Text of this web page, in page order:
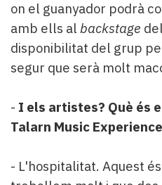
on el guanyador podrà
amb ells al backstage
disponibilitat del grup
segur que serà molt
- I els artistes? Què és
Talarn Music
- L'hospitalitat. Aquest